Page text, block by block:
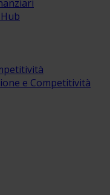
e Competitività